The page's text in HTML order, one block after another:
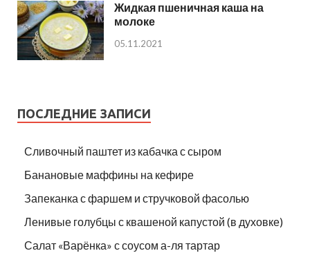
Жидкая пшеничная каша на
молоке
05.11.2021
ПОСЛЕДНИЕ ЗАПИСИ
Сливочный паштет из кабачка с сыром
Банановые маффины на кефире
Запеканка с фаршем и стручковой фасолью
Ленивые голубцы с квашеной капустой (в духовке)
Салат «Варёнка» с соусом а-ля тартар